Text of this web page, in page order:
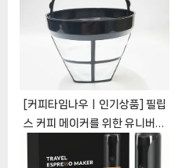
[커피타임나우ㅣ인기상품] 필립
스 커피 메이커를 위한 유니버설
유리 포트 필터:
HD7761/HD7762/HD7765/